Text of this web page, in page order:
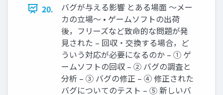
20.
バグが与える影響 とある場面 ～メー
カの立場～ • ゲームソフトの出荷
後，フリーズなど致命的な問題が発
見された – 回収・交換する場合，ど
ういう対応が必要になるのか – ① ゲ
ームソフトの回収 – ② バグの調査と
分析 – ③ バグの修正 – ④ 修正された
バグについてのテスト – ⑤ 新しいバ